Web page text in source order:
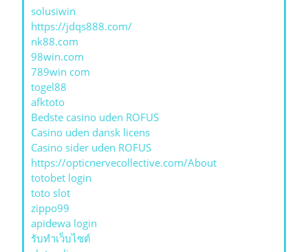
solusiwin
https://jdqs888.com/
nk88.com
98win.com
789win com
togel88
afktoto
Bedste casino uden ROFUS
Casino uden dansk licens
Casino sider uden ROFUS
https://opticnervecollective.com/About
totobet login
toto slot
zippo99
apidewa login
รับทําเว็บไซต์